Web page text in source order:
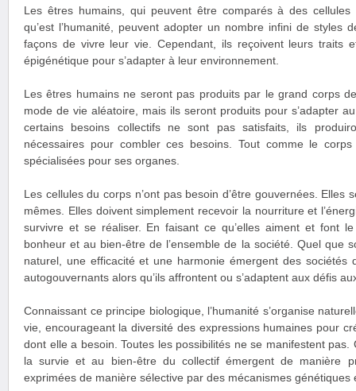
Les êtres humains, qui peuvent être comparés à des
qu’est l’humanité, peuvent adopter un nombre infini de styles
façons de vivre leur vie. Cependant, ils reçoivent leurs traits
épigénétique pour s’adapter à leur environnement.
Les êtres humains ne seront pas produits par le grand corps
mode de vie aléatoire, mais ils seront produits pour s’adapter
certains besoins collectifs ne sont pas satisfaits, ils
nécessaires pour combler ces besoins. Tout comme le
spécialisées pour ses organes.
Les cellules du corps n’ont pas besoin d’être gouvernées. Elles
mêmes. Elles doivent simplement recevoir la nourriture et
survivre et se réaliser. En faisant ce qu’elles aiment et font
bonheur et au bien-être de l’ensemble de la société. Quel que
naturel, une efficacité et une harmonie émergent des sociétés
autogouvernants alors qu’ils affrontent ou s’adaptent aux défis
Connaissant ce principe biologique, l’humanité s’organise
vie, encourageant la diversité des expressions humaines pour
dont elle a besoin. Toutes les possibilités ne se manifestent pas.
la survie et au bien-être du collectif émergent de manière
exprimées de manière sélective par des mécanismes génétiques